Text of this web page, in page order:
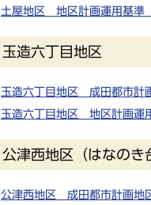
土屋地区 地区計画運用基準
玉造六丁目地区
玉造六丁目地区 成田都市計
玉造六丁目地区 地区計画運
公津西地区（はなのき
公津西地区 成田都市計画地